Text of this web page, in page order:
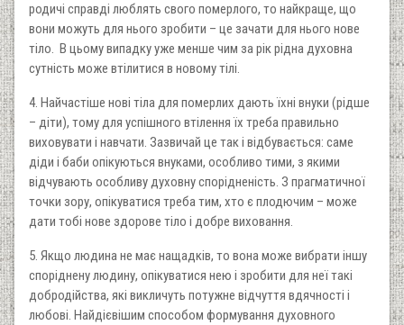
родичі справді люблять свого померлого, то найкраще, що
вони можуть для нього зробити – це зачати для нього нове
тіло. В цьому випадку уже менше чим за рік рідна духовна
сутність може втілитися в новому тілі.
4. Найчастіше нові тіла для померлих дають їхні внуки (рідше
– діти), тому для успішного втілення їх треба правильно
виховувати і навчати. Зазвичай це так і відбувається: саме
діди і баби опікуються внуками, особливо тими, з якими
відчувають особливу духовну спорідненість. З прагматичної
точки зору, опікуватися треба тим, хто є плодючим – може
дати тобі нове здорове тіло і добре виховання.
5. Якщо людина не має нащадків, то вона може вибрати іншу
споріднену людину, опікуватися нею і зробити для неї такі
добродійства, які викличуть потужне відчуття вдячності і
любові. Найдієвішим способом формування духовного